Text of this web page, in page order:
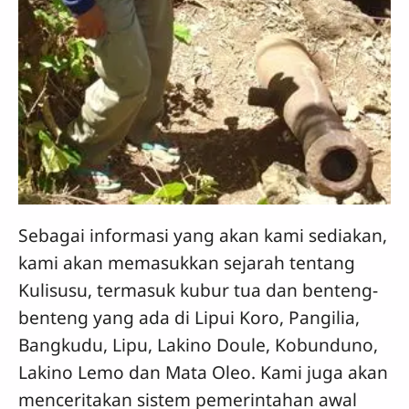
Sebagai informasi yang akan kami sediakan,
kami akan memasukkan sejarah tentang
Kulisusu, termasuk kubur tua dan benteng-
benteng yang ada di Lipui Koro, Pangilia,
Bangkudu, Lipu, Lakino Doule, Kobunduno,
Lakino Lemo dan Mata Oleo. Kami juga akan
menceritakan sistem pemerintahan awal